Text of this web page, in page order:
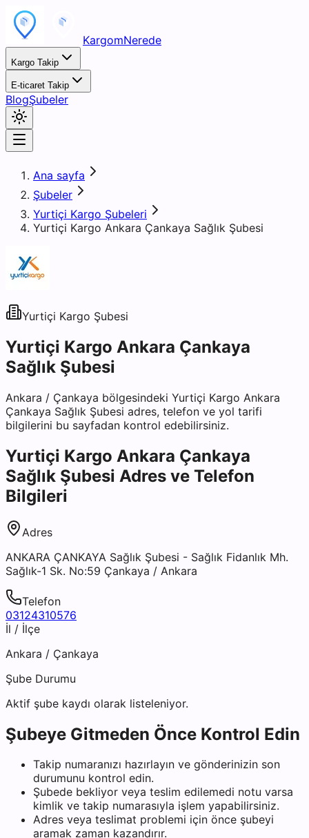
KargomNerede
Kargo Takip
E-ticaret Takip
BlogŞubeler
Ana sayfa
Şubeler
Yurtiçi Kargo Şubeleri
Yurtiçi Kargo Ankara Çankaya Sağlık Şubesi
Yurtiçi Kargo Şubesi
Yurtiçi Kargo Ankara Çankaya
Sağlık Şubesi
Ankara / Çankaya bölgesindeki Yurtiçi Kargo Ankara
Çankaya Sağlık Şubesi adres, telefon ve yol tarifi
bilgilerini bu sayfadan kontrol edebilirsiniz.
Yurtiçi Kargo Ankara Çankaya
Sağlık Şubesi Adres ve Telefon
Bilgileri
Adres
ANKARA ÇANKAYA Sağlık Şubesi - Sağlık Fidanlık Mh.
Sağlık-1 Sk. No:59 Çankaya / Ankara
Telefon
03124310576
İl / İlçe
Ankara / Çankaya
Şube Durumu
Aktif şube kaydı olarak listeleniyor.
Şubeye Gitmeden Önce Kontrol Edin
Takip numaranızı hazırlayın ve gönderinizin son
durumunu kontrol edin.
Şubede bekliyor veya teslim edilemedi notu varsa
kimlik ve takip numarasıyla işlem yapabilirsiniz.
Adres veya teslimat problemi için önce şubeyi
aramak zaman kazandırır.